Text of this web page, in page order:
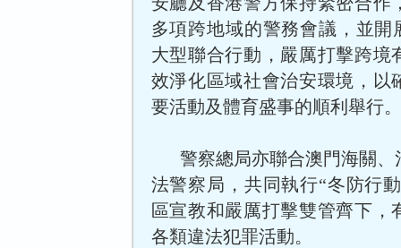
多項跨地域的警務會議，並開
大型聯合行動，嚴厲打擊跨境
效淨化區域社會治安環境，以
要活動及體育盛事的順利舉行。
警察總局亦聯合澳門海關
法警察局，共同執行“冬防行
區宣教和嚴厲打擊雙管齊下，
各類違法犯罪活動。